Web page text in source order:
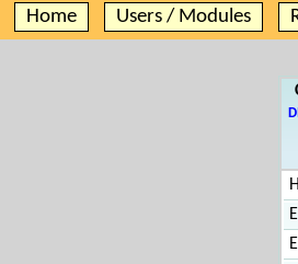
Home Users / Modules